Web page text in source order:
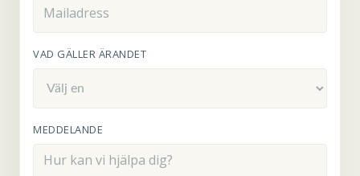
VAD GÄLLER ÄRANDET
MEDDELANDE